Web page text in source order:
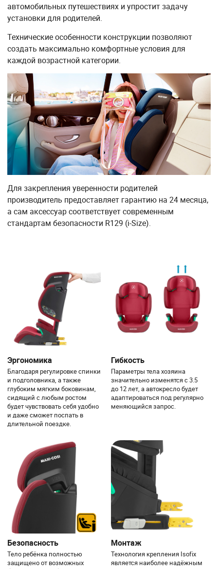
автомобильных путешествиях и упростит задачу
установки для родителей.
Технические особенности конструкции позволяют
создать максимально комфортные условия для
каждой возрастной категории.
Для закрепления уверенности родителей
производитель предоставляет гарантию на 24 месяца,
а сам аксессуар соответствует современным
стандартам безопасности R129 (i-Size).
Эргономика
Благодаря регулировке спинки
и подголовника, а также
глубоким мягким боковинам,
сидящий с любым ростом
будет чувствовать себя удобно
и даже сможет поспать в
длительной поездке.
Гибкость
Параметры тела хозяина
значительно изменятся с 3.5
до 12 лет, а автокресло будет
адаптироваться под регулярно
меняющийся запрос.
Безопасность
Тело ребёнка полностью
защищено от возможных
Монтаж
Технология крепления Isofix
является наиболее надёжным